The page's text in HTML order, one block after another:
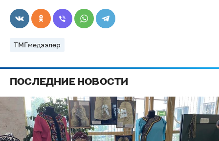
ТМГмедээлер
ПОСЛЕДНИЕ НОВОСТИ